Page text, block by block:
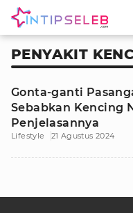
PENYAKIT
Gonta-ganti
Sebabkan Kencing
Penjelasannya
Lifestyle 21 Agustus 2024